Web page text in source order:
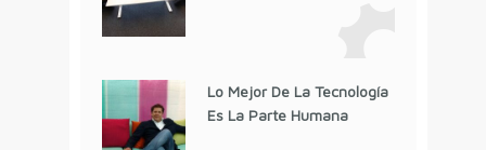
Lo Mejor De La Tecnología
Es La Parte Humana